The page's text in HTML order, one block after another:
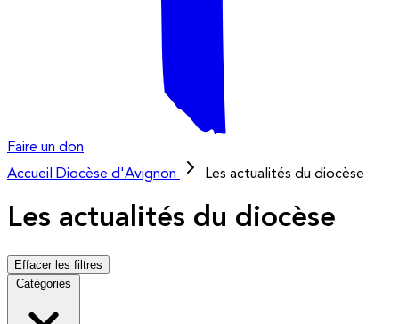
Faire un don
Accueil
Diocèse d'Avignon Les actualités du diocèse
Les actualités du diocèse
Effacer les filtres
Catégories